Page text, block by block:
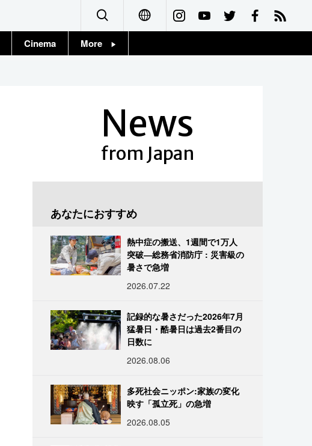
Français
Cinema More
News
from Japan
あなたにおすすめ
熱中症の搬送、1週間で1万人
突破―総務省消防庁 : 災害級の
暑さで急増
2026.07.22
記録的な暑さだった2026年7月
猛暑日・酷暑日は過去2番目の
日数に
2026.08.06
多死社会ニッポン:家族の変化
映す「孤立死」の急増
2026.08.05